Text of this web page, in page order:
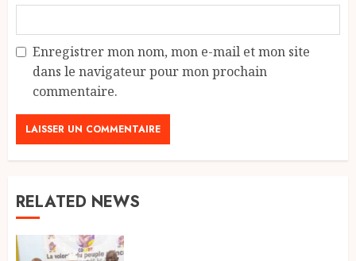
Enregistrer mon nom, mon e-mail et mon site
dans le navigateur pour mon prochain
commentaire.
RELATED NEWS